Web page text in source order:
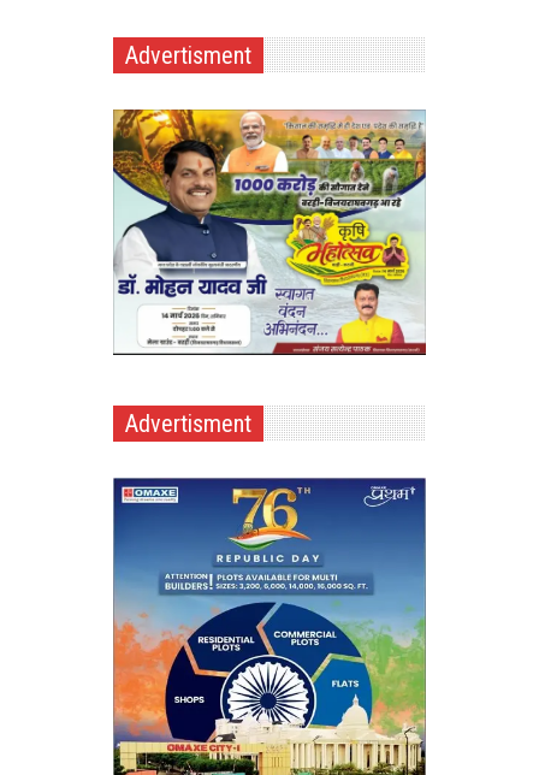
Advertisment
Advertisment